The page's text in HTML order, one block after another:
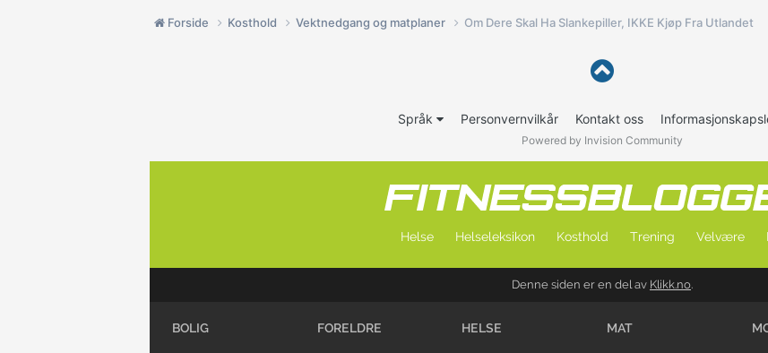
Forside Kosthold Vektnedgang og matplaner Om Dere Skal Ha Slankepiller, IKKE Kjøp Fra Utlandet
Språk Personvernvilkår Kontakt oss
Powered by Invision Community
Helse Helseleksikon Kosthold Trening Velvære
Denne siden er en del av Klikk.no.
BOLIG FORELDRE HELSE MAT